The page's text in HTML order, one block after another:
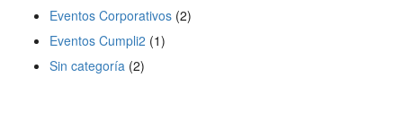
Eventos Corporativos (2)
Eventos Cumpli2 (1)
Sin categoría (2)